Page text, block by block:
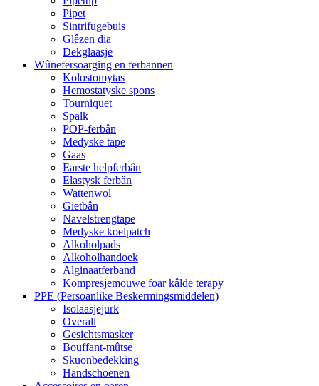
Pipet
Sintrifugebuis
Glêzen dia
Dekglaasje
Wûnefersoarging en ferbannen
Kolostomytas
Hemostatyske spons
Tourniquet
Spalk
POP-ferbân
Medyske tape
Gaas
Earste helpferbân
Elastysk ferbân
Wattenwol
Gietbân
Navelstrengtape
Medyske koelpatch
Alkoholpads
Alkoholhandoek
Alginaatferband
Kompresjemouwe foar kâlde terapy
PPE (Persoanlike Beskermingsmiddelen)
Isolaasjejurk
Overall
Gesichtsmasker
Bouffant-mûtse
Skuonbedekking
Handschoenen